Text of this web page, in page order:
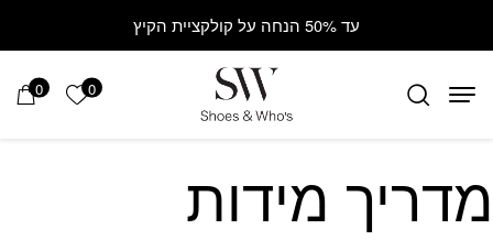
עד 50% הנחה על קולקציית הקיץ
0 הרשימה
0
מדריך מידות